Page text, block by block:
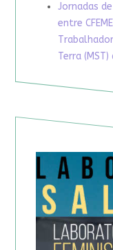
Jornadas
entre
Terra